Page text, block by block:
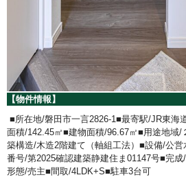
【物件情報】
■所在地/磐田市一言2826-1■最寄駅/JR東海
面積/142.45㎡■建物面積/96.67㎡■用途地域
築構造/木造2階建て（軸組工法）■設備/公
番号/第2025確認建築静建住ま01147号■完成
形態/売主■間取/4LDK+S■駐車3台可